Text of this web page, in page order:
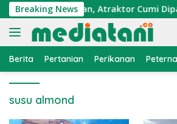
Langsung
ke
konten
Breaking News
Nelayan, Atraktor Cumi
Berita Pertanian Perikanan
susu almond